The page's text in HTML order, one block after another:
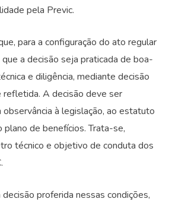
pela Previc.
para a configuração do ato regular
a decisão seja praticada de boa-
e diligência, mediante decisão
refletida. A decisão deve ser
observância à legislação, ao estatuto
de benefícios. Trata-se,
técnico e objetivo de conduta dos
proferida nessas condições,